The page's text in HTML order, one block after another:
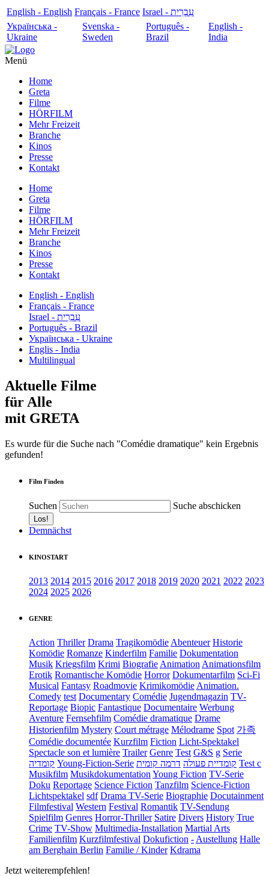
English - English Français - France
עִבְרִית - Israel
Українська -
Ukraine
Svenska -
Sweden
Português -
Brazil
English -
India
Menü
Home
Greta
Filme
HÖRFILM
Mehr Freizeit
Branche
Kinos
Presse
Kontakt
Home
Greta
Filme
HÖRFILM
Mehr Freizeit
Branche
Kinos
Presse
Kontakt
English - English
Français - France
עִבְרִית - Israel
Português - Brazil
Українська - Ukraine
Englis - India
Multilingual
Aktuelle Filme
für Alle
mit GRETA
Es wurde für die Suche nach "Comédie dramatique" kein Ergebnis
gefunden!
Film Finden
Suchen Suche abschicken
Demnächst
KINOSTART
2013 2014 2015 2016 2017 2018 2019 2020 2021 2022 2023
2024 2025 2026
GENRE
Action Thriller Drama Tragikomödie Abenteuer Historie
Komödie Romanze Kinderfilm Familie Dokumentation
Musik Kriegsfilm Krimi Biografie Animation Animationsfilm
Erotik Romantische Komödie Horror Dokumentarfilm Sci-Fi
Musical Fantasy Roadmovie Krimikomödie Animation.
Comedy test Documentary Comédie Jugendmagazin TV-
Reportage Biopic Fantastique Documentaire Werbung
Aventure Fernsehfilm Comédie dramatique Drame
Historienfilm Mystery Court métrage Mélodrame Spot 가족
Comédie documentée Kurzfilm Fiction Licht-Spektakel
Spectacle son et lumière Trailer Genre Test G&S g Serie
קומדיה Young-Fiction-Serie קומדיית פעולה דרמה קומית
Test c
Musikfilm Musikdokumentation Young Fiction TV-Serie
Doku Reportage Science Fiction Tanzfilm Science-Fiction
Lichtspektakel sdf Drama TV-Serie Biographie Docutainment
Filmfestival Western Festival Romantik TV-Sendung
Spielfilm Genres Horror-Thriller Satire Divers History True
Crime TV-Show Multimedia-Installation Martial Arts
Familienfilm Kurzfilmfestival Dokufiction - Austellung Halle
am Berghain Berlin Familie / Kinder Kdrama
Jetzt weiterempfehlen!